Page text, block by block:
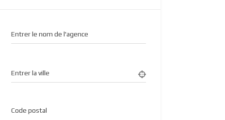
Entrer le nom de l'agence
Entrer la ville
Code postal